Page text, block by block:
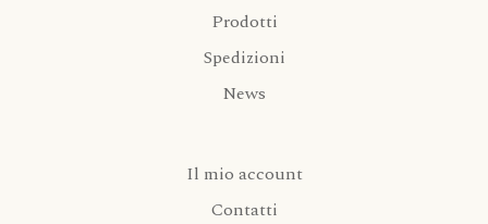
Prodotti
Spedizioni
News
Il mio account
Contatti